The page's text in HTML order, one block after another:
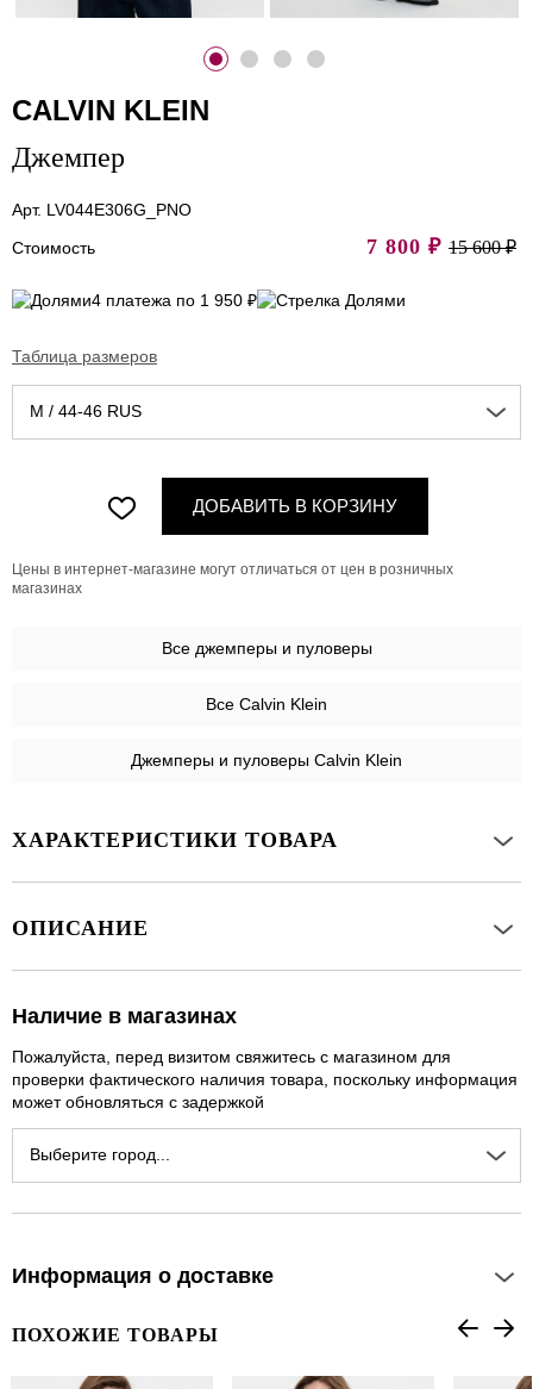
CALVIN KLEIN
Джемпер
Арт. LV044E306G_PNO
Стоимость
7 800 ₽ 15 600 ₽
4 платежа по 1 950 ₽
Таблица размеров
M / 44-46 RUS
ДОБАВИТЬ В КОРЗИНУ
Цены в интернет-магазине могут отличаться от цен в розничных
магазинах
Все джемперы и пуловеры
Все Calvin Klein
Джемперы и пуловеры Calvin Klein
ХАРАКТЕРИСТИКИ ТОВАРА
ОПИСАНИЕ
Наличие в магазинах
Пожалуйста, перед визитом свяжитесь с магазином для
проверки фактического наличия товара, поскольку информация
может обновляться с задержкой
Выберите город...
Информация о доставке
ПОХОЖИЕ ТОВАРЫ